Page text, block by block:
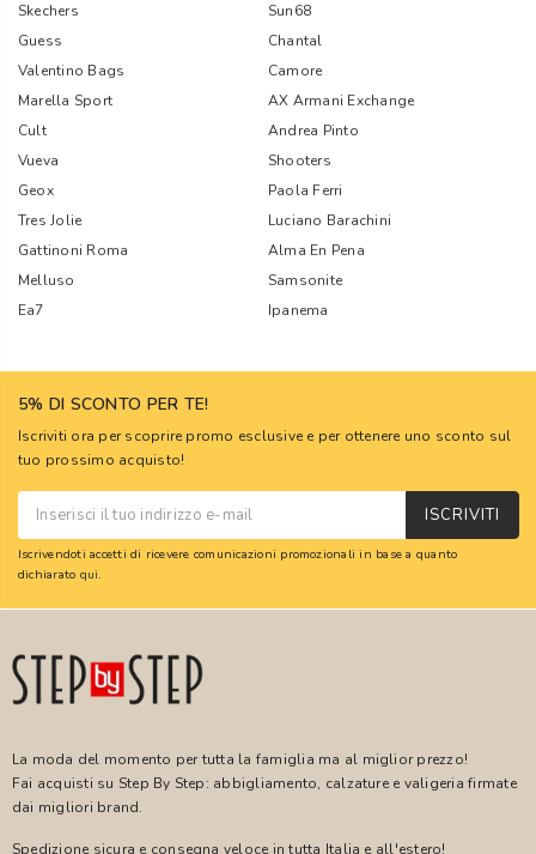
Skechers
Sun68
Guess
Chantal
Valentino Bags
Camore
Marella Sport
AX Armani Exchange
Cult
Andrea Pinto
Vueva
Shooters
Geox
Paola Ferri
Tres Jolie
Luciano Barachini
Gattinoni Roma
Alma En Pena
Melluso
Samsonite
Ea7
Ipanema
5% DI SCONTO PER TE!
Iscriviti ora per scoprire promo esclusive e per ottenere uno sconto sul
tuo prossimo acquisto!
ISCRIVITI
Iscrivendoti accetti di ricevere comunicazioni promozionali in base a quanto
dichiarato qui.
La moda del momento per tutta la famiglia ma al miglior prezzo!
Fai acquisti su Step By Step: abbigliamento, calzature e valigeria firmate
dai migliori brand.
Spedizione sicura e consegna veloce in tutta Italia e all'estero!